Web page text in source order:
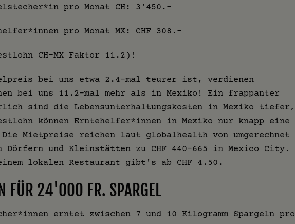
pro Monat CH: 3'450.-
pro Monat MX: CHF 308.-
CH-MX Faktor 11.2)!
bei uns etwa 2.4-mal teurer ist, verdienen
bei uns 11.2-mal mehr als in Mexiko! Ein frappanter
sind die Lebensunterhaltungskosten in Mexiko tiefer,
können Erntehelfer*innen in Mexiko nur knapp eine
Die Mietpreise reichen laut globalhealth von umgerechnet
Dörfern und Kleinstätten zu CHF 440-665 in Mexico City.
lokalen Restaurant gibt's ab CHF 4.50.
FÜR 24'000 FR. SPARGEL
erntet zwischen 7 und 10 Kilogramm Spargeln pro